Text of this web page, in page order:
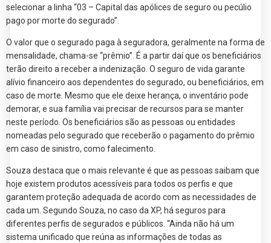
selecionar a linha “03 – Capital das apólices de seguro ou pecúlio
pago por morte do segurado”.
O valor que o segurado paga à seguradora, geralmente na forma de
mensalidade, chama-se “prêmio”. É a partir daí que os beneficiários
terão direito a receber a indenização. O seguro de vida garante
alívio financeiro aos dependentes do segurado, ou beneficiários, em
caso de morte. Mesmo que ele deixe herança, o inventário pode
demorar, e sua família vai precisar de recursos para se manter
neste período. Os beneficiários são as pessoas ou entidades
nomeadas pelo segurado que receberão o pagamento do prêmio
em caso de sinistro, como falecimento.
Souza destaca que o mais relevante é que as pessoas saibam que
hoje existem produtos acessíveis para todos os perfis e que
garantem proteção adequada de acordo com as necessidades de
cada um. Segundo Souza, no caso da XP, há seguros para
diferentes perfis de segurados e públicos. “Ainda não há um
sistema unificado que reúna as informações de todas as